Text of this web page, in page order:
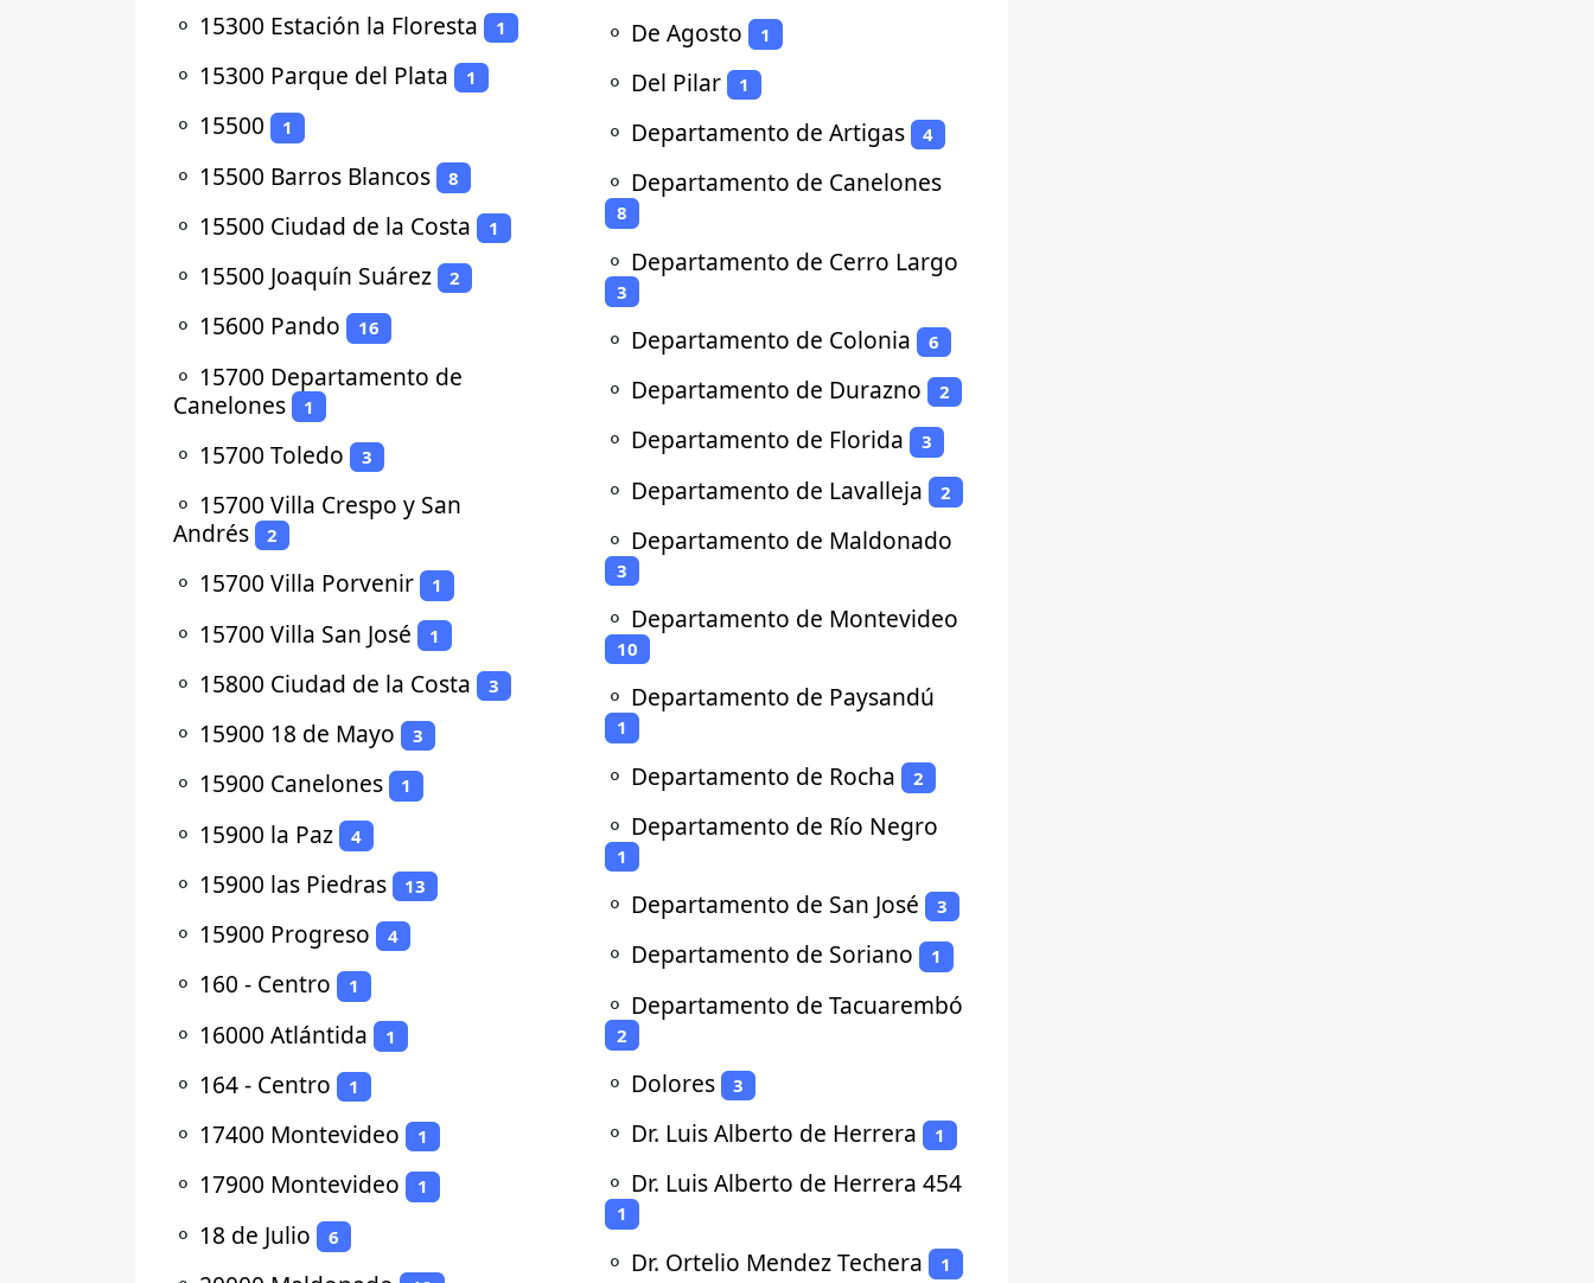
⚬ 15300 Estación la Floresta 1
⚬ 15300 Parque del Plata 1
⚬ 15500 1
⚬ 15500 Barros Blancos 8
⚬ 15500 Ciudad de la Costa 1
⚬ 15500 Joaquín Suárez 2
⚬ 15600 Pando 16
⚬ 15700 Departamento de
Canelones
1
⚬ 15700 Toledo 3
⚬ 15700 Villa Crespo y San
Andrés
2
⚬ 15700 Villa Porvenir 1
⚬ 15700 Villa San José 1
⚬ 15800 Ciudad de la Costa 3
⚬ 15900 18 de Mayo 3
⚬ 15900 Canelones 1
⚬ 15900 la Paz 4
⚬ 15900 las Piedras 13
⚬ 15900 Progreso 4
⚬ 160 - Centro 1
⚬ 16000 Atlántida 1
⚬ 164 - Centro 1
⚬ 17400 Montevideo 1
⚬ 17900 Montevideo 1
⚬ 18 de Julio 6
⚬ De Agosto 1
⚬ Del Pilar 1
⚬ Departamento de Artigas 4
⚬ Departamento de Canelones
8
⚬ Departamento de Cerro Largo
3
⚬ Departamento de Colonia 6
⚬ Departamento de Durazno 2
⚬ Departamento de Florida 3
⚬ Departamento de Lavalleja 2
⚬ Departamento de Maldonado
3
⚬ Departamento de Montevideo
10
⚬ Departamento de Paysandú
1
⚬ Departamento de Rocha 2
⚬ Departamento de Río Negro
1
⚬ Departamento de San José 3
⚬ Departamento de Soriano 1
⚬ Departamento de Tacuarembó
2
⚬ Dolores 3
⚬ Dr. Luis Alberto de Herrera 1
⚬ Dr. Luis Alberto de Herrera 454
1
⚬ Dr. Ortelio Mendez Techera 1